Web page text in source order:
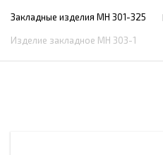
Закладные изделия МН 301-325
Изделие закладное МН 303-1